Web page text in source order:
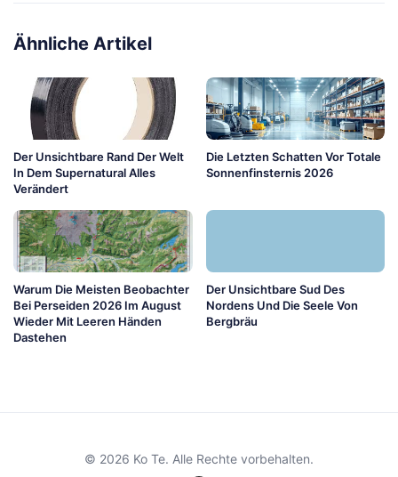
Ähnliche Artikel
Der Unsichtbare Rand Der Welt
In Dem Supernatural Alles
Verändert
Die Letzten Schatten Vor Totale
Sonnenfinsternis 2026
Warum Die Meisten Beobachter
Bei Perseiden 2026 Im August
Wieder Mit Leeren Händen
Dastehen
Der Unsichtbare Sud Des
Nordens Und Die Seele Von
Bergbräu
© 2026 Ko Te. Alle Rechte vorbehalten.